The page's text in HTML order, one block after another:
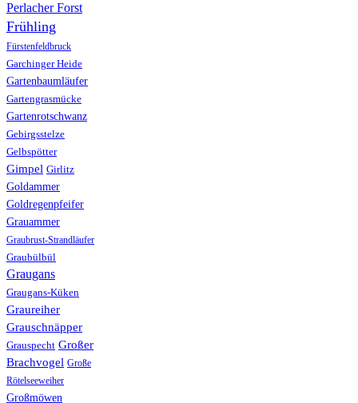
Perlacher Forst
Frühling
Fürstenfeldbruck
Garchinger Heide
Gartenbaumläufer
Gartengrasmücke
Gartenrotschwanz
Gebirgsstelze
Gelbspötter
Gimpel Girlitz
Goldammer
Goldregenpfeifer
Grauammer
Graubrust-Strandläufer
Graubülbül
Graugans
Graugans-Küken
Graureiher
Grauschnäpper
Grauspecht Großer
Brachvogel Große
Rötelseeweiher
Großmöwen